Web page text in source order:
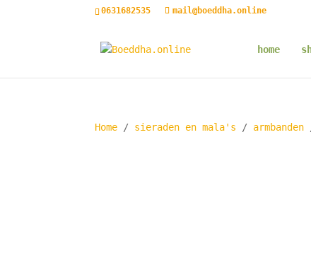
0631682535 mail@boeddha.online
home
Home / sieraden en mala's / armbanden